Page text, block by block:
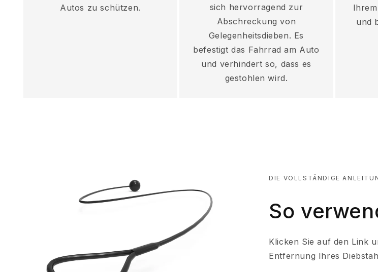
Autos zu schützen.
sich hervorragend zur
Abschreckung von
Gelegenheitsdieben. Es
befestigt das Fahrrad am Auto
und verhindert so, dass es
gestohlen wird.
und
DIE VOLLSTÄNDIGE
So
Klicken Sie auf den Link
Entfernung Ihres